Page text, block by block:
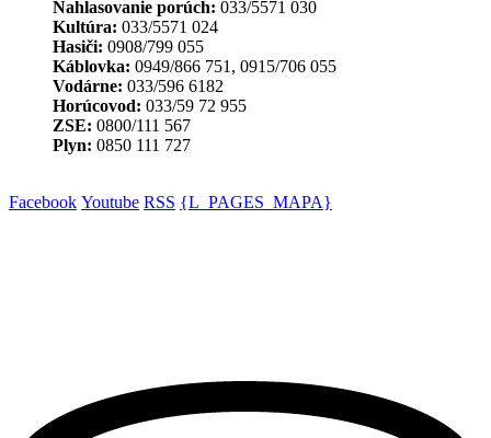
Nahlasovanie porúch: 033/5571 030
Kultúra: 033/5571 024
Hasiči: 0908/799 055
Káblovka: 0949/866 751, 0915/706 055
Vodárne: 033/596 6182
Horúcovod: 033/59 72 955
ZSE: 0800/111 567
Plyn: 0850 111 727
Facebook Youtube RSS {L_PAGES_MAPA}